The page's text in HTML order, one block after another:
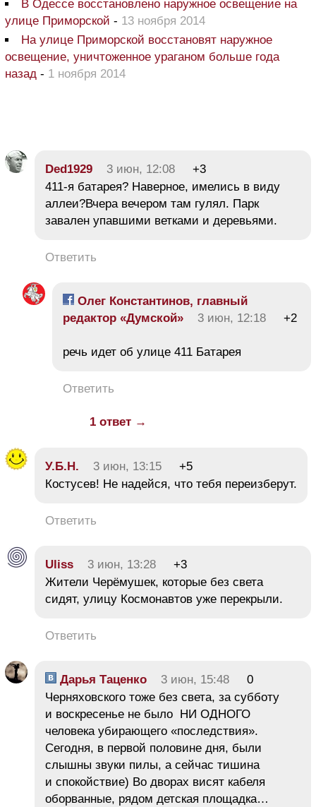
В Одессе восстановлено наружное освещение на
улице Приморской - 13 ноября 2014
На улице Приморской восстановят наружное
освещение, уничтоженное ураганом больше года
назад - 1 ноября 2014
Ded1929 3 июн, 12:08
+3
411-я батарея? Наверное, имелись в виду
аллеи?Вчера вечером там гулял. Парк
завален упавшими ветками и деревьями.
Ответить
Олег Константинов, главный
редактор «Думской»
3 июн, 12:18 +2
речь идет об улице 411 Батарея
Ответить
1 ответ →
У.Б.Н. 3 июн, 13:15
+5
Костусев! Не надейся, что тебя переизберут.
Ответить
Uliss 3 июн, 13:28
+3
Жители Черёмушек, которые без света
сидят, улицу Космонавтов уже перекрыли.
Ответить
Дарья Таценко 3 июн, 15:48
0
Черняховского тоже без света, за субботу
и воскресенье не было НИ ОДНОГО
человека убирающего «последствия».
Сегодня, в первой половине дня, были
слышны звуки пилы, а сейчас тишина
и спокойствие) Во дворах висят кабеля
оборванные, рядом детская площадка…